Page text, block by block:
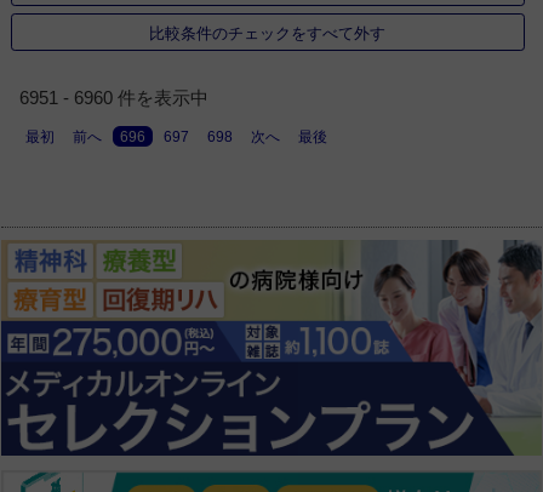
比較条件のチェックをすべて外す
6951 - 6960 件を表示中
最初 前へ 696 697 698 次へ 最後